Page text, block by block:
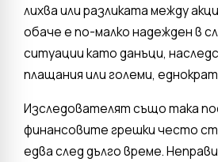
лихва или разликата между
обаче е по-малко надежден в
ситуации като данъци,
плащания или големи,
Изследователят също така
финансовите грешки често
едва след дълго време.